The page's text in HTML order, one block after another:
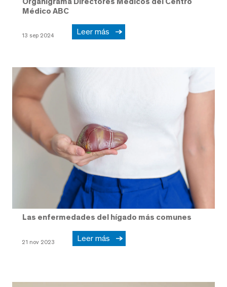
Médico ABC
13 sep 2024 Leer más
Las enfermedades del hígado más comunes
21 nov 2023 Leer más